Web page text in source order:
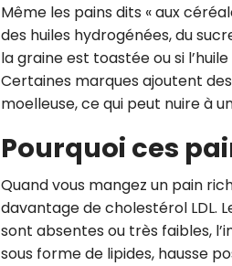
Même les pains dits « aux
des huiles hydrogénées, du
la graine est toastée ou si
Certaines marques ajoutent
moelleuse, ce qui peut nuire à
Pourquoi ces
Quand vous mangez un pain
davantage de cholestérol LDL.
sont absentes ou très faibles,
sous forme de lipides, hausse